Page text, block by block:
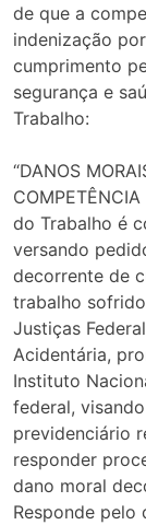
de que a
indenização
cumprimento
segurança e
Trabalho:
“DANOS
do Trabalho é
versando
decorrente de
trabalho
Justiças
Acidentária,
Instituto
federal,
previdenciário
responder
dano moral
Responde pelo